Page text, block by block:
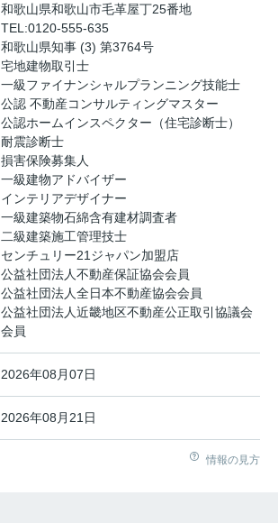
和歌山県和歌山市毛革屋丁25番地
TEL:0120-555-635
和歌山県知事 (3) 第3764号
宅地建物取引士
一級ファイナンシャルプランニング技能士
公認 不動産コンサルティングマスター
公認ホームインスペクター（住宅診断士）
耐震診断士
損害保険募集人
一級建物アドバイザー
インテリアデザイナー
一級建築物石綿含有建材調査者
二級建築施工管理技士
センチュリー21ジャパン加盟店
公益社団法人不動産保証協会会員
公益社団法人全日本不動産協会会員
公益社団法人近畿地区不動産公正取引協議会
会員
2026年08月07日
2026年08月21日
情報の見方